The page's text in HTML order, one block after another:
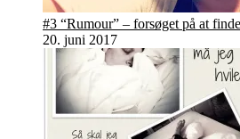
#3 “Rumour” – forsøget på at
20. juni 2017